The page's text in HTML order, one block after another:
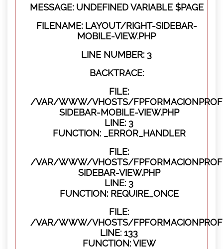
MESSAGE: UNDEFINED VARIABLE $PAGE
FILENAME: LAYOUT/RIGHT-SIDEBAR-
MOBILE-VIEW.PHP
LINE NUMBER: 3
BACKTRACE:
FILE:
/VAR/WWW/VHOSTS/
SIDEBAR-MOBILE-VIEW.PHP
LINE: 3
FUNCTION: _ERROR_HANDLER
FILE:
/VAR/WWW/VHOSTS/
SIDEBAR-VIEW.PHP
LINE: 3
FUNCTION: REQUIRE_ONCE
FILE:
/VAR/WWW/VHOSTS/
LINE: 133
FUNCTION: VIEW